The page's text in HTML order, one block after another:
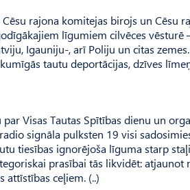
rajona komitejas birojs un Cēsu
līgumiem cilvēces vēsturē
Igauniju-, arī Poliju un citas
tautu deportācijas, dzīves
Visas Tautas Spītības dienu un
signāla pulksten 19 visi
tiesības ignorējoša līguma starp
prasībai tās likvidēt: atjaunot
attīstības ceļiem. (..)